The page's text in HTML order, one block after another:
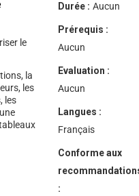
le
la
les
les
Durée : Aucun
Prérequis :
Aucun
Evaluation :
Aucun
Langues :
Français
Conforme aux
: